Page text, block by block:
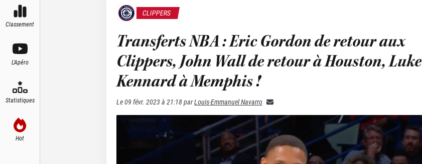
Classement
L'Apéro
Statistiques
Hot
CLIPPERS
Transferts NBA : Eric Gordon de retour aux
Clippers, John Wall de retour à Houston, Luke
Kennard à Memphis !
Le09 févr. 2023 à 21:18parLouis-Emmanuel Navarro